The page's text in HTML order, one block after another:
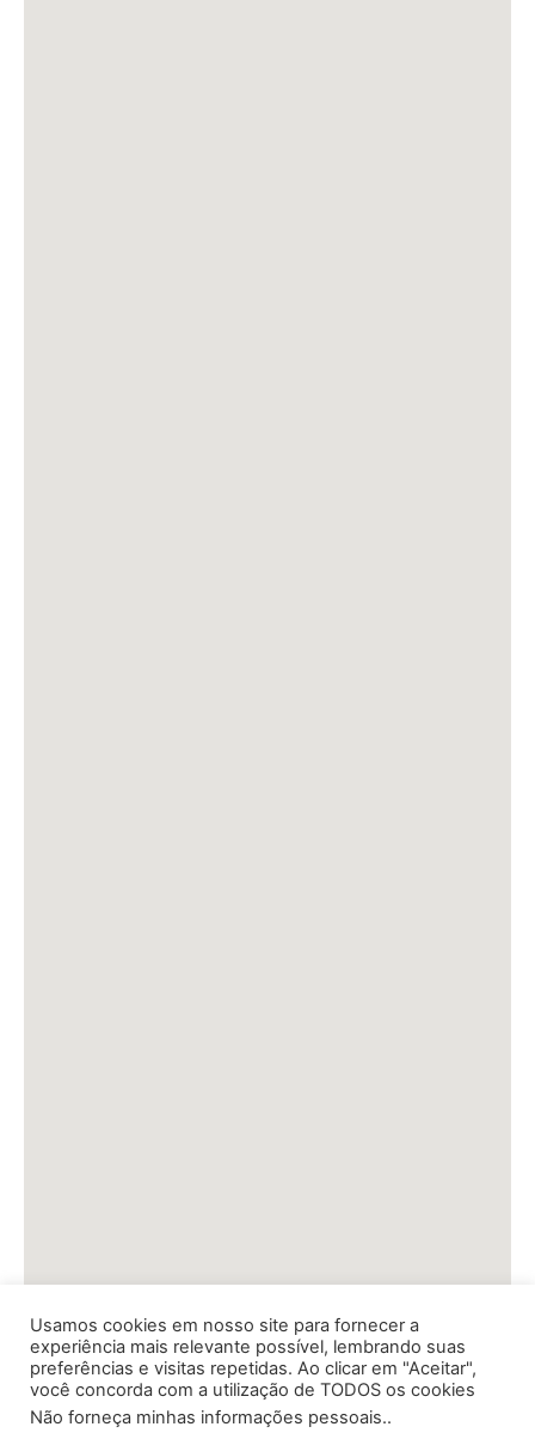
Usamos cookies em nosso site para fornecer a
experiência mais relevante possível, lembrando suas
preferências e visitas repetidas. Ao clicar em "Aceitar",
você concorda com a utilização de TODOS os cookies
Não forneça minhas informações pessoais..